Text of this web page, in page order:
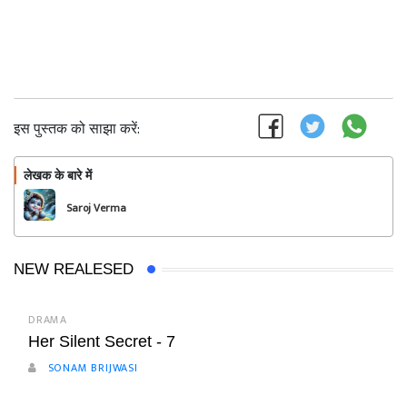
इस पुस्तक को साझा करें:
लेखक के बारे में
Saroj Verma
NEW REALESED
DRAMA
Her Silent Secret - 7
SONAM BRIJWASI